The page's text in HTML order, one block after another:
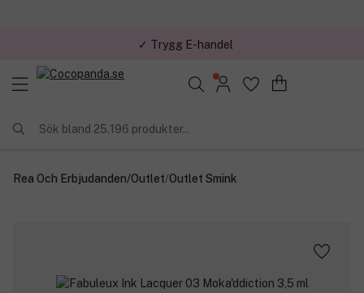
✓ Trygg E-handel
Sök bland 25.196 produkter..
Rea Och Erbjudanden/Outlet/Outlet Smink